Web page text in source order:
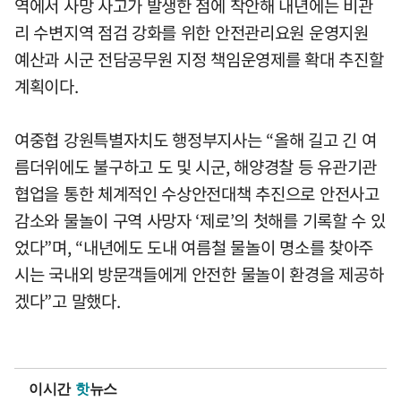
역에서 사망 사고가 발생한 점에 착안해 내년에는 비관
리 수변지역 점검 강화를 위한 안전관리요원 운영지원
예산과 시군 전담공무원 지정 책임운영제를 확대 추진할
계획이다.
여중협 강원특별자치도 행정부지사는 “올해 길고 긴 여
름더위에도 불구하고 도 및 시군, 해양경찰 등 유관기관
협업을 통한 체계적인 수상안전대책 추진으로 안전사고
감소와 물놀이 구역 사망자 ‘제로’의 첫해를 기록할 수 있
었다”며, “내년에도 도내 여름철 물놀이 명소를 찾아주
시는 국내외 방문객들에게 안전한 물놀이 환경을 제공하
겠다”고 말했다.
이시간 핫뉴스